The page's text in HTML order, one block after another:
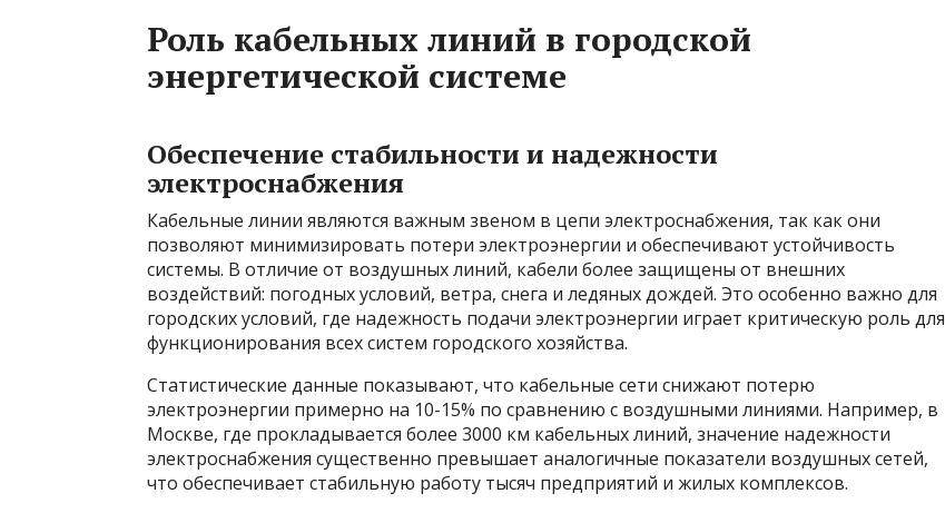
Роль кабельных линий в городской
энергетической системе
Обеспечение стабильности и надежности
электроснабжения
Кабельные линии являются важным звеном в цепи электроснабжения, так как они
позволяют минимизировать потери электроэнергии и обеспечивают устойчивость
системы. В отличие от воздушных линий, кабели более защищены от внешних
воздействий: погодных условий, ветра, снега и ледяных дождей. Это особенно важно для
городских условий, где надежность подачи электроэнергии играет критическую роль для
функционирования всех систем городского хозяйства.
Статистические данные показывают, что кабельные сети снижают потерю
электроэнергии примерно на 10-15% по сравнению с воздушными линиями. Например, в
Москве, где прокладывается более 3000 км кабельных линий, значение надежности
электроснабжения существенно превышает аналогичные показатели воздушных сетей,
что обеспечивает стабильную работу тысяч предприятий и жилых комплексов.